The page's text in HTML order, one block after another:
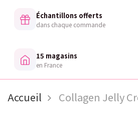
Échantillons offerts
dans chaque commande
15 magasins
en France
Accueil Collagen Jelly